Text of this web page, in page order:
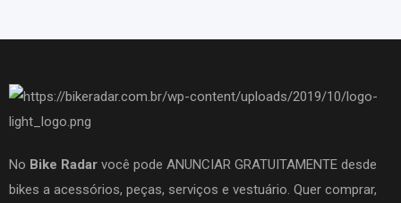
No Bike Radar você pode ANUNCIAR GRATUITAMENTE desde
bikes a acessórios, peças, serviços e vestuário. Quer comprar,